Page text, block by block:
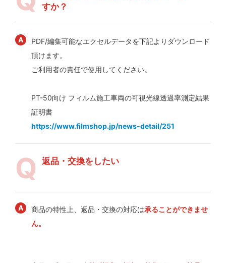
すか？
PDF/編集可能なエクセルデータを下記よりダウンロード
頂けます。
ご利用者の責任で使用してください。
PT-50向け フィルム施工車両の可視光線透過率測定結果
証明書
https://www.filmshop.jp/news-detail/251
返品・交換をしたい
商品の特性上、返品・交換の対応は承ることができませ
ん。